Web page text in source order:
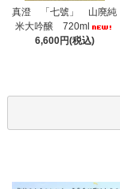
真澄 「七號」 山廃純
米大吟醸 720ml
6,600円(税込)